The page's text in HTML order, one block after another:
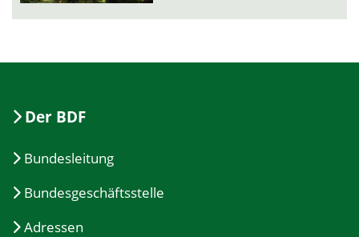
Der BDF
Bundesleitung
Bundesgeschäftsstelle
Adressen